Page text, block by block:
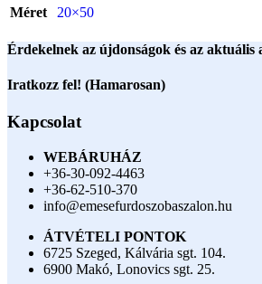
Méret 20×50
Érdekelnek az újdonságok és az aktuális
Iratkozz fel! (Hamarosan)
Kapcsolat
WEBÁRUHÁZ
+36-30-092-4463
+36-62-510-370
info@emesefurdoszobaszalon.hu
ÁTVÉTELI PONTOK
6725 Szeged, Kálvária sgt. 104.​
6900 Makó, Lonovics sgt. 25.